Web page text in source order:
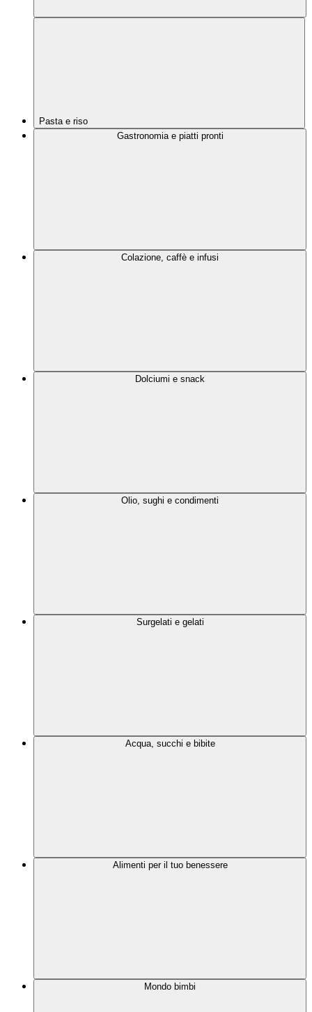
Pasta e riso
Gastronomia e piatti pronti
Colazione, caffè e infusi
Dolciumi e snack
Olio, sughi e condimenti
Surgelati e gelati
Acqua, succhi e bibite
Alimenti per il tuo benessere
Mondo bimbi